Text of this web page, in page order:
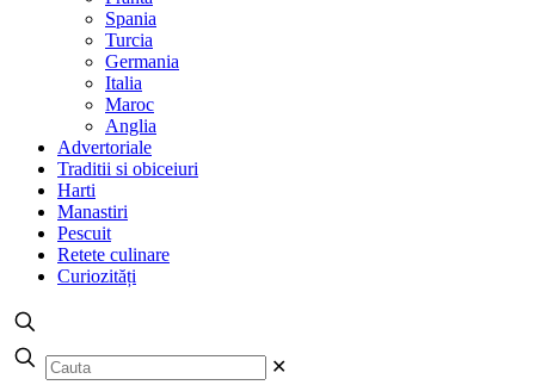
Spania
Turcia
Germania
Italia
Maroc
Anglia
Advertoriale
Traditii si obiceiuri
Harti
Manastiri
Pescuit
Retete culinare
Curiozități
✕